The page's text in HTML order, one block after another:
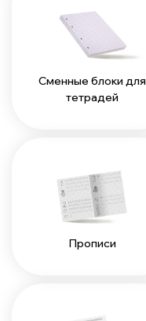
Сменные блоки для
тетрадей
Прописи